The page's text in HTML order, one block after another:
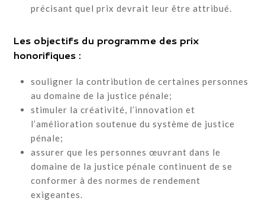
précisant quel prix devrait leur être attribué.
Les objectifs du programme des prix
honorifiques :
souligner la contribution de certaines personnes
au domaine de la justice pénale;
stimuler la créativité, l’innovation et
l’amélioration soutenue du système de justice
pénale;
assurer que les personnes œuvrant dans le
domaine de la justice pénale continuent de se
conformer à des normes de rendement
exigeantes.